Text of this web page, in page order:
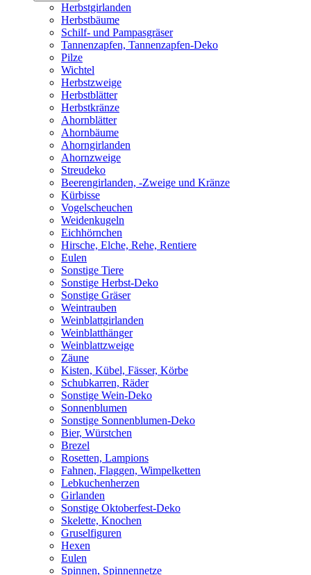
Herbstgirlanden
Herbstbäume
Schilf- und Pampasgräser
Tannenzapfen, Tannenzapfen-Deko
Pilze
Wichtel
Herbstzweige
Herbstblätter
Herbstkränze
Ahornblätter
Ahornbäume
Ahorngirlanden
Ahornzweige
Streudeko
Beerengirlanden, -Zweige und Kränze
Kürbisse
Vogelscheuchen
Weidenkugeln
Eichhörnchen
Hirsche, Elche, Rehe, Rentiere
Eulen
Sonstige Tiere
Sonstige Herbst-Deko
Sonstige Gräser
Weintrauben
Weinblattgirlanden
Weinblatthänger
Weinblattzweige
Zäune
Kisten, Kübel, Fässer, Körbe
Schubkarren, Räder
Sonstige Wein-Deko
Sonnenblumen
Sonstige Sonnenblumen-Deko
Bier, Würstchen
Brezel
Rosetten, Lampions
Fahnen, Flaggen, Wimpelketten
Lebkuchenherzen
Girlanden
Sonstige Oktoberfest-Deko
Skelette, Knochen
Gruselfiguren
Hexen
Eulen
Spinnen, Spinnennetze